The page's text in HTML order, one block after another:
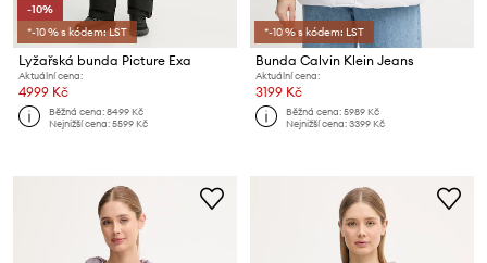
-10%
*-10 % s kódem: LST
Lyžařská bunda Picture Exa
Aktuální cena:
4999 Kč
Běžná cena:8499 Kč
Nejnižší cena:5599 Kč
*-10 % s kódem: LST
Bunda Calvin Klein Jeans
Aktuální cena:
3199 Kč
Běžná cena:5989 Kč
Nejnižší cena:3399 Kč